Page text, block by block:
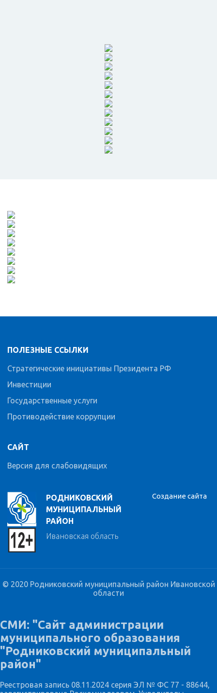
РОДНИКОВСКИЙ
МУНИЦИПАЛЬНЫЙ
РАЙОН
Ивановская область
ПОЛЕЗНЫЕ ССЫЛКИ
Стратегические инициативы Президента РФ
Инвестиции
Государственные услуги
Противодействие коррупции
САЙТ
Версия для слабовидящих
Создание сайта
© 2020 Родниковский муниципальный район Ивановской
области
СМИ: "Сайт администрации
муниципального образования
"Родниковский муниципальный
район"
Реестровая запись 08.11.2024 серия ЭЛ № ФС 77 - 88644,